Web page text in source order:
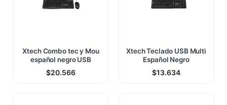
Xtech Combo tec y Mou
español negro USB
$20.566
Xtech Teclado USB Multi
Español Negro
$13.634